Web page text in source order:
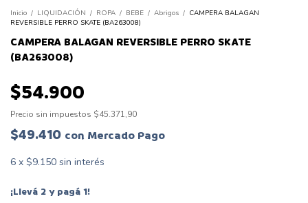
Inicio / LIQUIDACIÓN / ROPA / BEBE / Abrigos / CAMPERA BALAGAN
REVERSIBLE PERRO SKATE (BA263008)
CAMPERA BALAGAN REVERSIBLE PERRO SKATE
(BA263008)
$54.900
Precio sin impuestos $45.371,90
$49.410 con Mercado Pago
6 x $9.150 sin interés
¡Llevá 2 y pagá 1!